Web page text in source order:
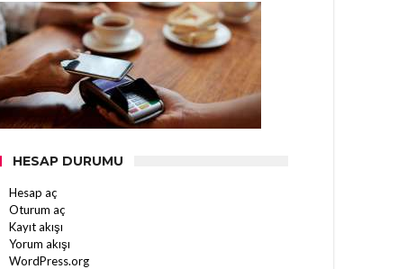
HESAP DURUMU
Hesap aç
Oturum aç
Kayıt akışı
Yorum akışı
WordPress.org